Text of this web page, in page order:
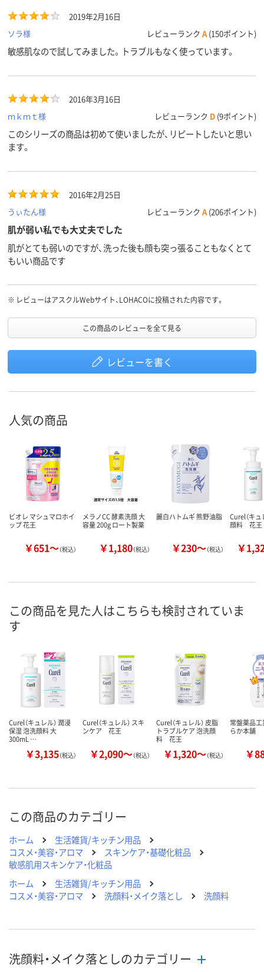
2019年2月16日
ソラ様
レビューランク A (150ポイント)
敏感肌なので試してみました。トラブルもなく使っています。
2016年3月16日
ｍｋｍｔ様
レビューランク D (9ポイント)
このシリーズの商品は初めて使いましたが、リピートしたいと思い
ます。
2016年2月25日
うぃたん様
レビューランク A (206ポイント)
肌が弱い私でも大丈夫でした
肌がとても弱いのですが、洗った後も顔も突っ張ることもなくとて
もいい商品です
※ レビューはアスクルWebサイト、LOHACOに投稿された内容です。
この商品のレビューを全て見る
レビューを書く
人気の商品
ビオレ マシュマロホイ
ップ 花王
￥651～（税込）
メラノCC 酵素洗顔 大
容量 200g ロート製薬
￥1,180（税込）
麗白ハトムギ 熊野油脂
￥230～（税込）
Curel（キュ
顔料 花王
￥
この商品を見た人はこちらも検討されていま
す
Curel（キュレル） 潤浸
保湿 泡洗顔料 大
300mL …
￥3,135（税込）
Curel（キュレル） スキ
ンケア 花王
￥2,090～（税込）
Curel（キュレル） 皮脂
トラブルケア 泡洗顔
料 花王
￥1,320～（税込）
常盤薬品
らか本舗
￥
この商品のカテゴリー
ホーム
生活雑貨/キッチン用品
コスメ・美容・アロマ
スキンケア・基礎化粧品
敏感肌用スキンケア・化粧品
ホーム
生活雑貨/キッチン用品
コスメ・美容・アロマ
洗顔料・メイク落とし 洗顔料
洗顔料・メイク落としのカテゴリー